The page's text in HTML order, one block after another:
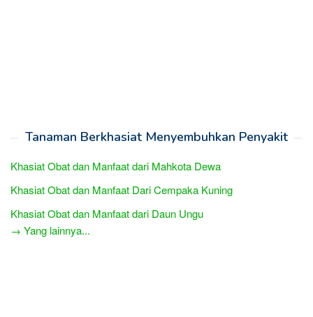
Tanaman Berkhasiat Menyembuhkan Penyakit
Khasiat Obat dan Manfaat dari Mahkota Dewa
Khasiat Obat dan Manfaat Dari Cempaka Kuning
Khasiat Obat dan Manfaat dari Daun Ungu
→ Yang lainnya...